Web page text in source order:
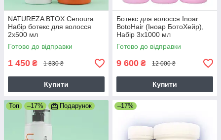
NATUREZA BTOX Cenoura
Набір ботекс для волосся
2х500 мл
Готово до відправки
1 450 ₴ 1 830 ₴
Купити
Ботекс для волосся Inoar
BotoHair (Іноар БотоХейр),
Набір 3х1000 мл
Готово до відправки
9 600 ₴ 12 000 ₴
Купити
Топ –17% Подарунок –17%